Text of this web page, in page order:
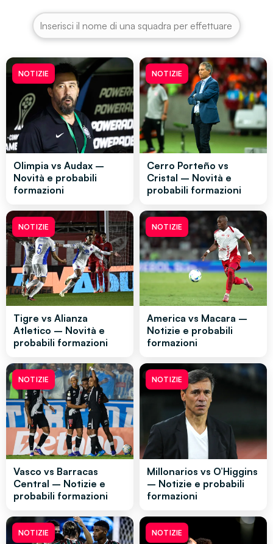
NOTIZIE
Olimpia vs Audax –
Novità e probabili
formazioni
NOTIZIE
Cerro Porteño vs
Cristal – Novità e
probabili formazioni
NOTIZIE
Tigre vs Alianza
Atletico – Novità e
probabili formazioni
NOTIZIE
America vs Macara –
Notizie e probabili
formazioni
NOTIZIE
Vasco vs Barracas
Central – Notizie e
probabili formazioni
NOTIZIE
Millonarios vs O’Higgins
– Notizie e probabili
formazioni
NOTIZIE NOTIZIE